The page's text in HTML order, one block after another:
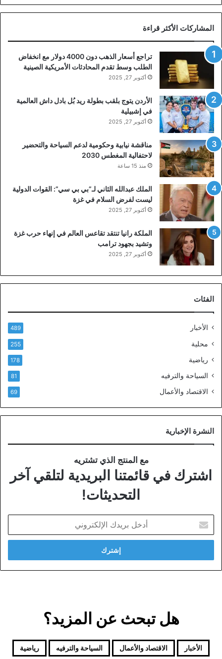
المشاركات الأكثر قراءة
تراجع أسعار الذهب دون 4000 دولار مع انخفاض
الطلب وسط تقدم المحادثات الأمريكية الصينية
أكتوبر 27, 2025
الأردن يتوج بلقب بطولة ريد بُل بادل داش العالمية
في إشبيلية
أكتوبر 27, 2025
مناقشة نيابية وحكومية لدعم السياحة والتحضير
لاحتفالية المغطس 2030
منذ 15 ساعة
الملك عبدالله الثاني لـ”بي بي سي”: القوات الدولية
ليست لفرض السلام في غزة
أكتوبر 27, 2025
الملكة رانيا تنتقد تقاعس العالم في إنهاء حرب غزة
وتشيد بجهود ترامب
أكتوبر 27, 2025
الفئات
الأخبار 489
محلية 255
رياضية 178
السياحة والترفيه 81
الاقتصاد والأعمال 69
النشرة الإخبارية
مع المنتج الذي تشتريه
اشترك في قائمتنا البريدية لتلقي آخر
التحديثات!
بريدك
الإلكتروني
هل تبحث عن المزيد؟
الأخبار الاقتصاد والأعمال السياحة والترفيه رياضية